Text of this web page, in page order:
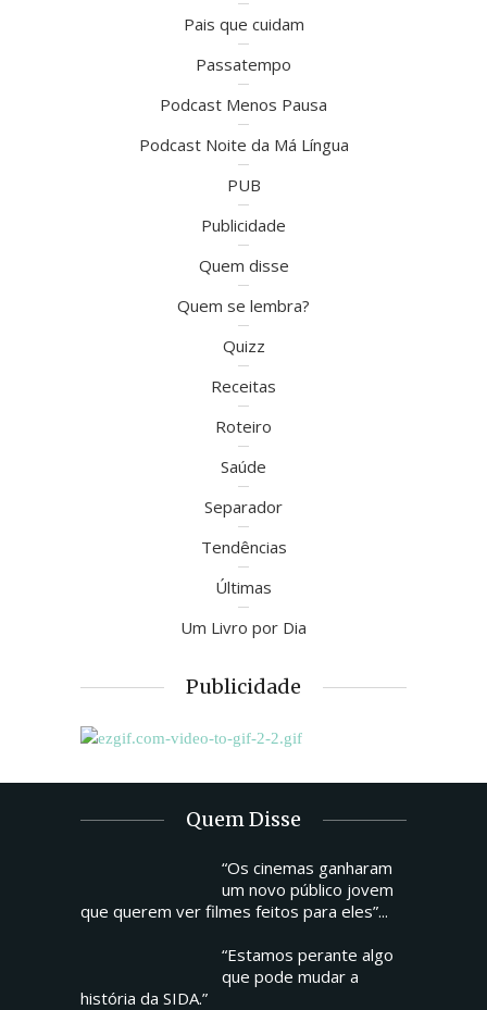
Pais que cuidam
Passatempo
Podcast Menos Pausa
Podcast Noite da Má Língua
PUB
Publicidade
Quem disse
Quem se lembra?
Quizz
Receitas
Roteiro
Saúde
Separador
Tendências
Últimas
Um Livro por Dia
Publicidade
Quem Disse
“Os cinemas ganharam
um novo público jovem
que querem ver filmes feitos para eles”...
“Estamos perante algo
que pode mudar a
história da SIDA.”